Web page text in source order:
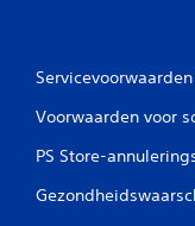
Voorwaarden voor
PS Store-